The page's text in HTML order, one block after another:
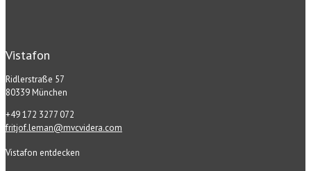
Vistafon
Ridlerstraße 57
80339 München
+49 172 3277 072
fritjof.leman@mvcvidera.com
Vistafon entdecken